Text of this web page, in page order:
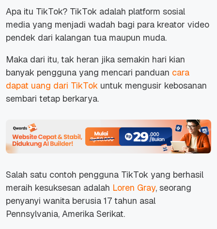
Apa itu TikTok? TikTok adalah platform sosial
media yang menjadi wadah bagi para kreator video
pendek dari kalangan tua maupun muda.
Maka dari itu, tak heran jika semakin hari kian
banyak pengguna yang mencari panduan cara
dapat uang dari TikTok untuk mengusir kebosanan
sembari tetap berkarya.
Salah satu contoh pengguna TikTok yang berhasil
meraih kesuksesan adalah Loren Gray, seorang
penyanyi wanita berusia 17 tahun asal
Pennsylvania, Amerika Serikat.